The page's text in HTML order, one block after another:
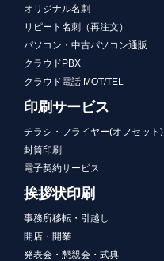
オリジナル名刺
リピート名刺（再注文）
パソコン・中古パソコン通販
クラウドPBX
クラウド電話 MOT/TEL
印刷サービス
チラシ・フライヤー(オフセット)
封筒印刷
電子契約サービス
挨拶状印刷
事務所移転・引越し
開店・開業
発表会・懇親会・式典